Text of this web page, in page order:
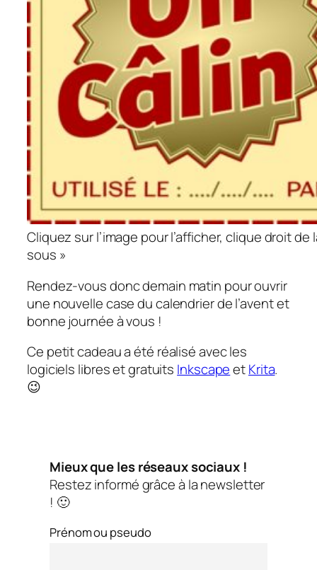
Cliquez sur l’image pour l’afficher, clique droit
sous »
Rendez-vous donc demain matin pour ouvrir
une nouvelle case du calendrier de l’avent et
bonne journée à vous !
Ce petit cadeau a été réalisé avec les
logiciels libres et gratuits InkscapeetKrita.
😉
Mieux que les réseaux sociaux !
Restez informé grâce à la newsletter
! 🙂
Prénom ou pseudo